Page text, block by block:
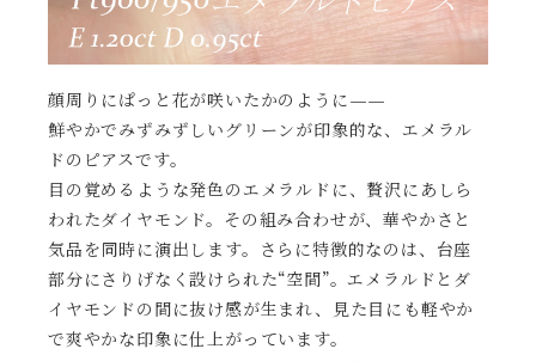
顔周りにぱっと花が咲いたかのように——
鮮やかでみずみずしいグリーンが印象的な、エメラル
ドのピアスです。
目の覚めるような発色のエメラルドに、贅沢にあしら
われたダイヤモンド。その組み合わせが、華やかさと
気品を同時に演出します。さらに特徴的なのは、台座
部分にさりげなく設けられた“空間”。エメラルドとダ
イヤモンドの間に抜け感が生まれ、見た目にも軽やか
で爽やかな印象に仕上がっています。